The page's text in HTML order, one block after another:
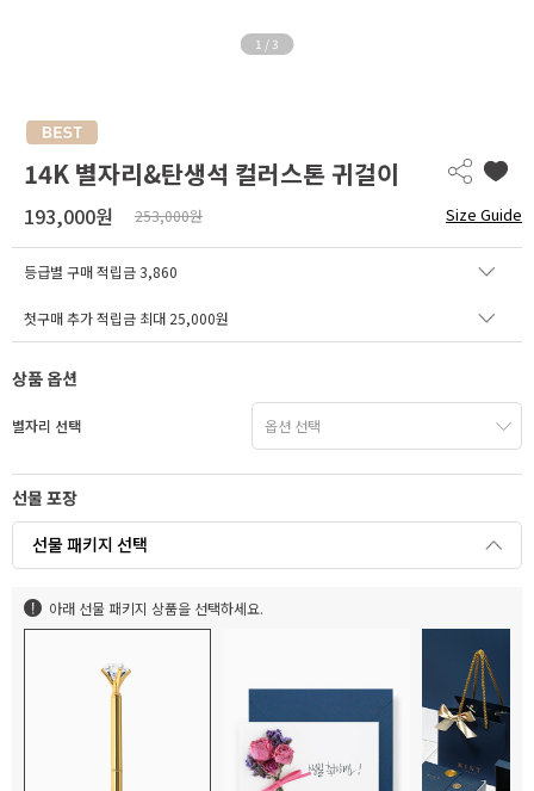
1 / 3
14K 별자리&탄생석 컬러스톤 귀걸이
193,000원 253,000원 Size Guide
등급별 구매 적립금3,860
첫구매 추가 적립금 최대 25,000원
상품 옵션
별자리 선택
선물 포장
선물 패키지 선택
아래 선물 패키지 상품을 선택하세요.